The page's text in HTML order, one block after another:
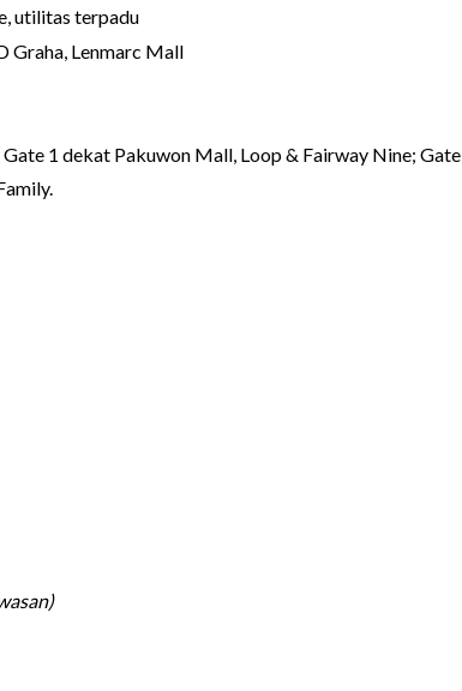
utilitas terpadu
Graha, Lenmarc Mall
1 dekat Pakuwon Mall, Loop & Fairway Nine; Gate